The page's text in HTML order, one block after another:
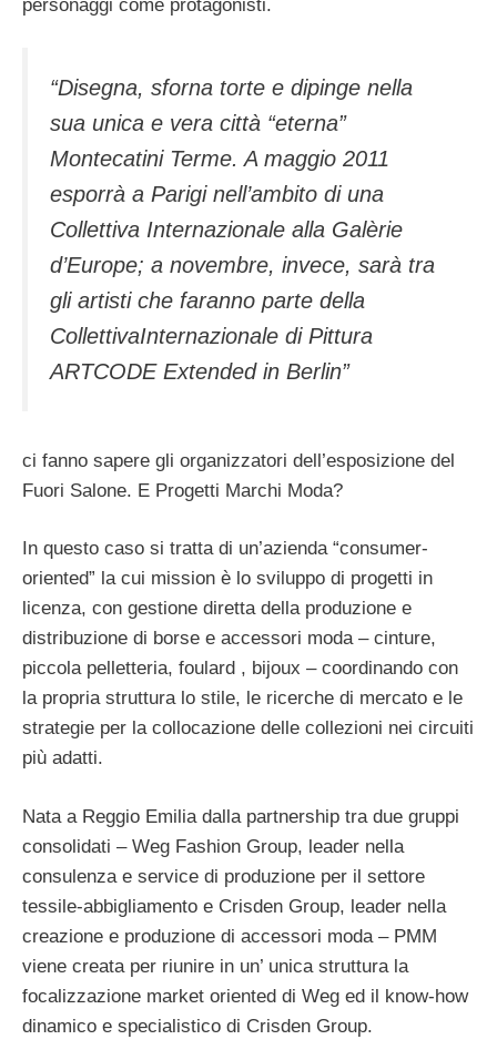
personaggi come protagonisti.
“Disegna, sforna torte e dipinge nella
sua unica e vera città “eterna”
Montecatini Terme. A maggio 2011
esporrà a Parigi nell’ambito di una
Collettiva Internazionale alla Galèrie
d’Europe; a novembre, invece, sarà tra
gli artisti che faranno parte della
CollettivaInternazionale di Pittura
ARTCODE Extended in Berlin”
ci fanno sapere gli organizzatori dell’esposizione del
Fuori Salone. E Progetti Marchi Moda?
In questo caso si tratta di un’azienda “consumer-
oriented” la cui mission è lo sviluppo di progetti in
licenza, con gestione diretta della produzione e
distribuzione di borse e accessori moda – cinture,
piccola pelletteria, foulard , bijoux – coordinando con
la propria struttura lo stile, le ricerche di mercato e le
strategie per la collocazione delle collezioni nei circuiti
più adatti.
Nata a Reggio Emilia dalla partnership tra due gruppi
consolidati – Weg Fashion Group, leader nella
consulenza e service di produzione per il settore
tessile-abbigliamento e Crisden Group, leader nella
creazione e produzione di accessori moda – PMM
viene creata per riunire in un’ unica struttura la
focalizzazione market oriented di Weg ed il know-how
dinamico e specialistico di Crisden Group.